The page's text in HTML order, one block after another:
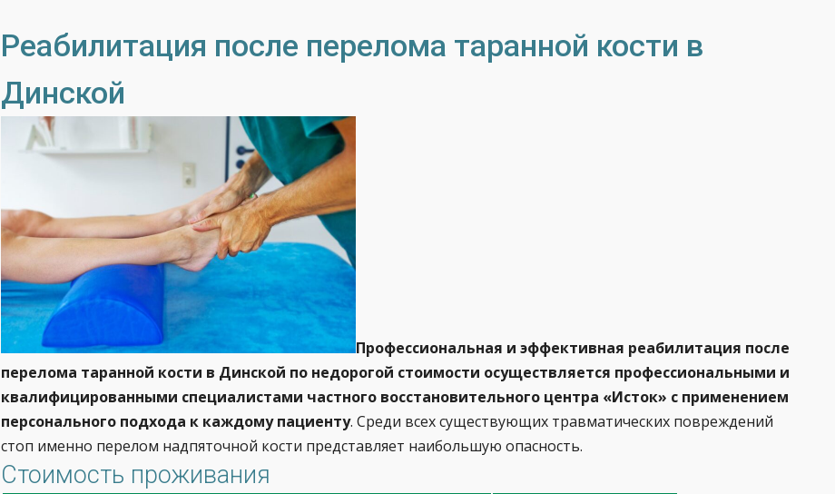
Реабилитация после перелома таранной кости в
Динской
Профессиональная и эффективная реабилитация после
перелома таранной кости в Динской по недорогой стоимости осуществляется профессиональными и
квалифицированными специалистами частного восстановительного центра «Исток» с применением
персонального подхода к каждому пациенту. Среди всех существующих травматических повреждений
стоп именно перелом надпяточной кости представляет наибольшую опасность.
Стоимость проживания